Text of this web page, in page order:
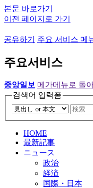
본문 바로가기
이전 페이지로 가기
공유하기 주요 서비스 메
주요서비스
중앙일보 메가메뉴로 돌아
검색어 입력폼
HOME
最新記事
ニュース
政治
経済
国際・日本